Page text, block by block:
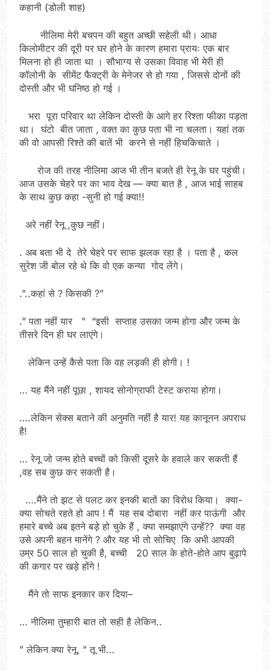
कहानी (डोली शाह)
नीलिमा मेरी बचपन की बहुत अच्छी सहेली थी। आधा
किलोमीटर की दूरी पर घर होने के कारण हमारा प्रायः एक बार
मिलना हो ही जाता था । सौभाग्य से उसका विवाह भी मेरी ही
कॉलोनी के सीमेंट फैक्ट्री के मेनेजर से हो गया , जिससे दोनों की
दोस्ती और भी घनिष्ठ हो गई ।
भरा पूरा परिवार था लेकिन दोस्ती के आगे हर रिश्ता फीका पड़ता
था। घंटो बीत जाता , वक्त का कुछ पता भी ना चलता। यहां तक
की वो आपसी रिश्ते की बातें भी करने से नहीं हिचकिचाते ।
रोज की तरह नीलिमा आज भी तीन बजते ही रेनू के घर पहुंची।
आज उसके चेहरे पर का भाव देख — क्या बात है , आज भाई साहब
के साथ कुछ कहा -सुनी हो गई क्या!!
अरे नहीं रेनू ,कुछ नहीं।
. अब बता भी दे तेरे चेहरे पर साफ झलक रहा है । पता है , कल
सुरेश जी बोल रहे थे कि वो एक कन्या गोद लेंगे।
.”..कहां से ? किसकी ?”
.” पता नहीं यार ” “इसी सप्ताह उसका जन्म होगा और जन्म के
तीसरे दिन ही घर लाएंगे।
लेकिन उन्हें कैसे पता कि वह लड़की ही होगी। !
… यह मैंने नहीं पूछा , शायद सोनोग्राफी टेस्ट कराया होगा।
….लेकिन सेक्स बताने की अनुमति नहीं है यार! यह कानूनन अपराध
है!
… रेनू जो जन्म होते बच्चों को किसी दूसरे के हवाले कर सकती हैं
,वह सब कुछ कर सकती है।
….मैंने तो झट से पलट कर इनकी बातों का विरोध किया। क्या-
क्या सोचते रहते हो आप ! मैं यह सब दोबारा नहीं कर पाऊंगी और
हमारे बच्चे अब इतने बड़े हो चुके हैं , क्या समझाएंगे उन्हें?? क्या वह
उसे अपनी बहन मानेंगे ? और यह भी तो सोचिए कि अभी आपकी
उम्र 50 साल हो चुकी है, बच्ची 20 साल के होते-होते आप बुढ़ापे
की कगार पर खड़े होंगे !
मैंने तो साफ इनकार कर दिया–
… नीलिमा तुम्हारी बात तो सही है लेकिन..
” लेकिन क्या रेनू, ” तू भी…